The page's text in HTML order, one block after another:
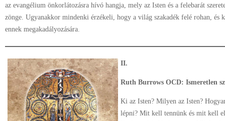
az evangélium önkorlátozásra hívó hangja, mely az Isten és a felebarát
zönge. Ugyanakkor mindenki érzékeli, hogy a világ szakadék felé rohan, és
ennek megakadályozására.
II.
Ruth Burrows OCD: Ismeretlen
Ki az Isten? Milyen az Isten?
lépni? Mit kell tennünk és mit kell